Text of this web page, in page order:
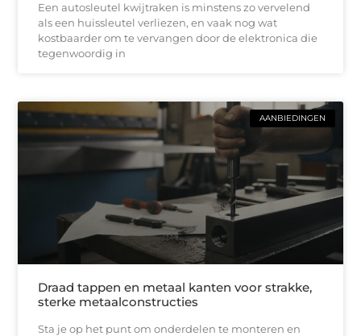
Een autosleutel kwijtraken is minstens zo vervelend
als een huissleutel verliezen, en vaak nog wat
kostbaarder om te vervangen door de elektronica die
tegenwoordig in
AANBIEDINGEN
Draad tappen en metaal kanten voor strakke,
sterke metaalconstructies
Sta je op het punt om onderdelen te monteren en